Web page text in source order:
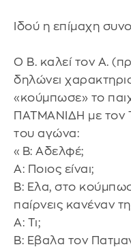
Ιδού η επίμαχη
Ο Β. καλεί τον Α.
δηλώνει
«κούμπωσε» το
ΠΑΤΜΑΝΙΔΗ με τον
του αγώνα:
«Β: Αδελφέ;
Α: Ποιος είναι;
Β: Ελα, στο
παίρνεις κανέναν
Α: Τι;
Β: Εβαλα τον